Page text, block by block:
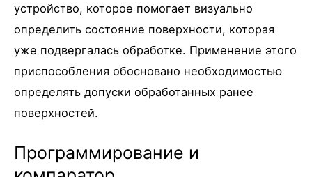
устройство, которое помогает визуально
определить состояние поверхности, которая
уже подвергалась обработке. Применение этого
приспособления обосновано необходимостью
определять допуски обработанных ранее
поверхностей.
Программирование и